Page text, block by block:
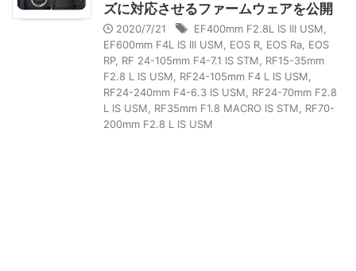
ズに対応させるファームウェアを公開
2020/7/21 EF400mm F2.8L IS III USM
EF600mm F4L IS III USM
EOS R EOS Ra EOS
RP, RF 24-105mm F4-7.1 IS STM
RF15-35mm
F2.8 L IS USM
RF24-105mm F4 L IS USM
RF24-240mm F4-6.3 IS USM
RF24-70mm F2.8
L IS USM
RF35mm F1.8 MACRO IS STM
RF70-
200mm F2.8 L IS USM